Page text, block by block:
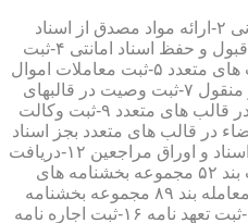
۱-ثبت اسناد مطابق مقررات قانونی ۲-ارائه مواد مصدق از اسناد
ثبت شده ۳-تصدیق صحت امضاء،قبول و حفظ اسناد امانتی ۴-ثبت
معاملات شرطی و رهنی در قالب های متعدد ۵-ثبت معاملات اموال
منقول ۶-ثبت معاملات اموال غیر منقول ۷-ثبت وصیت در قالبهای
عهدی و تکمیلی ۸-ثبت اقرارنامه در قالب های متعدد ۹-ثبت وکالت
۱۰-گواهی امضاء در قالب های متعدد بجز اسناد
مالی و معاملاتی ۱۱-تصدیق کپی اسناد و اوراق مراجعین ۱۲-دریافت
قبوض سپرده مستاجرین در قالب بند ۵۲ مجموعه بخشنامه های
ثبتی ۱۳-صدور گواهی عدم انجام معامله بند ۸۹ مجموعه بخشنامه
های ثبتی ۱۴-ثبت رضایت نامه ۱۵-ثبت تعهد نامه ۱۶-ثبت اجاره نامه